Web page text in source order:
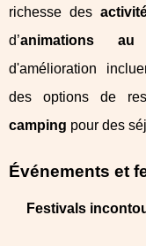
richesse des
d’animations au
d'amélioration
des options de
camping pour des
Événements et
Festivals